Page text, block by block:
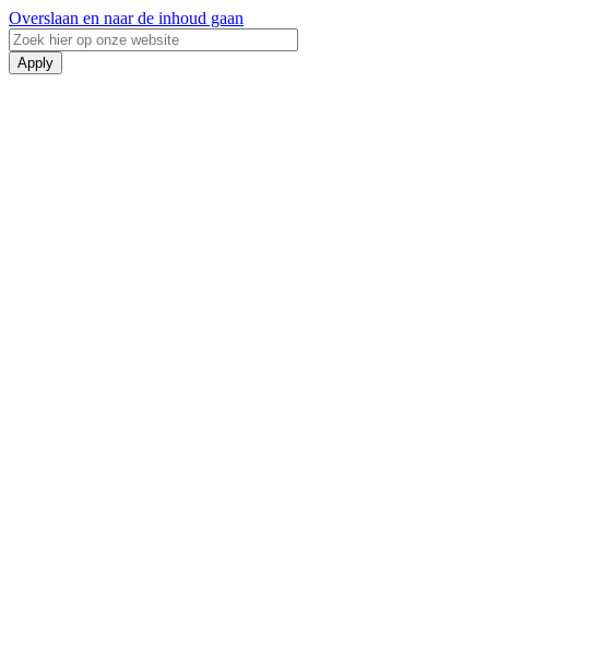
Overslaan en naar de inhoud gaan